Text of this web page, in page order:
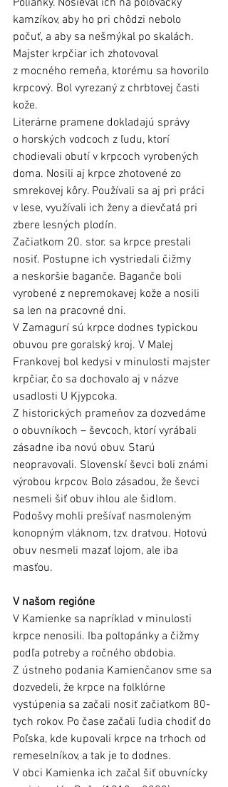
Polianky. Nosieval ich na poľovačky
kamzíkov, aby ho pri chôdzi nebolo
počuť, a aby sa nešmýkal po skalách.
Majster krpčiar ich zhotovoval
z mocného remeňa, ktorému sa hovorilo
krpcový. Bol vyrezaný z chrbtovej časti
kože.
Literárne pramene dokladajú správy
o horských vodcoch z ľudu, ktorí
chodievali obutí v krpcoch vyrobených
doma. Nosili aj krpce zhotovené zo
smrekovej kôry. Používali sa aj pri práci
v lese, využívali ich ženy a dievčatá pri
zbere lesných plodín.
Začiatkom 20. stor. sa krpce prestali
nosiť. Postupne ich vystriedali čižmy
a neskoršie baganče. Baganče boli
vyrobené z nepremokavej kože a nosili
sa len na pracovné dni.
V Zamagurí sú krpce dodnes typickou
obuvou pre goralský kroj. V Malej
Frankovej bol kedysi v minulosti majster
krpčiar, čo sa dochovalo aj v názve
usadlosti U Kjypcoka.
Z historických prameňov za dozvedáme
o obuvníkoch – ševcoch, ktorí vyrábali
zásadne iba novú obuv. Starú
neopravovali. Slovenskí ševci boli známi
výrobou krpcov. Bolo zásadou, že ševci
nesmeli šiť obuv ihlou ale šidlom.
Podošvy mohli prešívať nasmoleným
konopným vláknom, tzv. dratvou. Hotovú
obuv nesmeli mazať lojom, ale iba
masťou.
V našom regióne
V Kamienke sa napríklad v minulosti
krpce nenosili. Iba poltopánky a čižmy
podľa potreby a ročného obdobia.
Z ústneho podania Kamienčanov sme sa
dozvedeli, že krpce na folklórne
vystúpenia sa začali nosiť začiatkom 80-
tych rokov. Po čase začali ľudia chodiť do
Poľska, kde kupovali krpce na trhoch od
remeselníkov, a tak je to dodnes.
V obci Kamienka ich začal šiť obuvnícky